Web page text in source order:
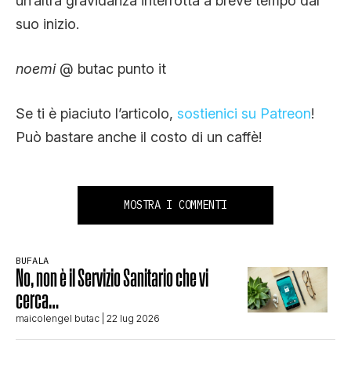
suo inizio.
noemi@ butac punto it
Se ti è piaciuto l’articolo, sostienici su Patreon!
Può bastare anche il costo di un caffè!
MOSTRA I COMMENTI
BUFALA
No, non è il Servizio Sanitario che vi
cerca…
maicolengel butac | 22 lug 2026